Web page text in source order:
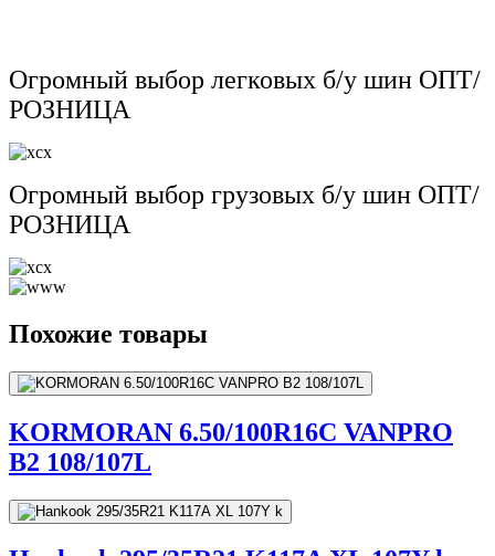
Огромный выбор легковых б/у шин ОПТ/
РОЗНИЦА
Огромный выбор грузовых б/у шин ОПТ/
РОЗНИЦА
Похожие товары
KORMORAN 6.50/100R16C VANPRO
B2 108/107L